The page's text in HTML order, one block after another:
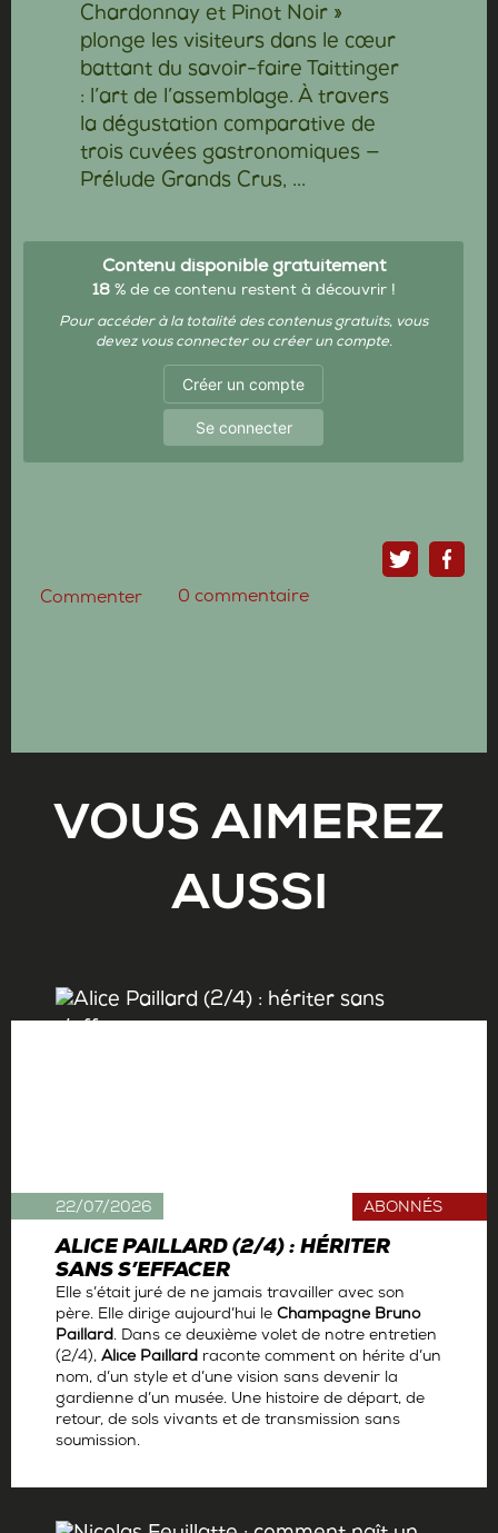
Chardonnay et Pinot Noir »
plonge les visiteurs dans le cœur
battant du savoir-faire Taittinger
: l’art de l’assemblage. À travers
la dégustation comparative de
trois cuvées gastronomiques —
Prélude Grands Crus, ...
Contenu disponible gratuitement
18% de ce contenu restent à découvrir !
Pour accéder à la totalité des contenus gratuits, vous
devez vous connecter ou créer un compte.
Créer un compte
Se connecter
0 commentaire
Commenter
VOUS AIMEREZ
AUSSI
ALICE PAILLARD (2/4) : HÉRITER
SANS S’EFFACER
ABONNÉS
Elle s’était juré de ne jamais travailler avec son
père. Elle dirige aujourd’hui le Champagne Bruno
Paillard. Dans ce deuxième volet de notre entretien
(2/4), Alice Paillard raconte comment on hérite d’un
nom, d’un style et d’une vision sans devenir la
gardienne d’un musée. Une histoire de départ, de
retour, de sols vivants et de transmission sans
soumission.
22/07/2026